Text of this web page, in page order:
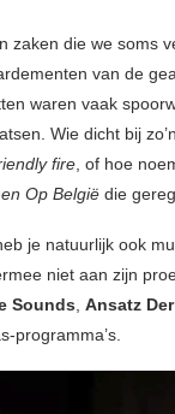
zaken die we soms
van de
waren vaak
Wie dicht bij
fire, of hoe
Op België die
je natuurlijk ook
niet aan zijn
Sounds, Ansatz
programma’s.